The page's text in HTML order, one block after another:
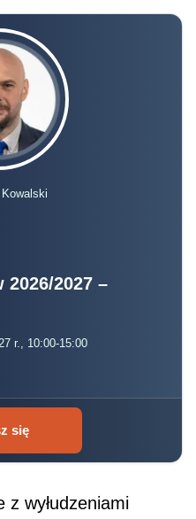
Kowalski
2027 –
r., 10:00-15:00
się
z wyłudzeniami